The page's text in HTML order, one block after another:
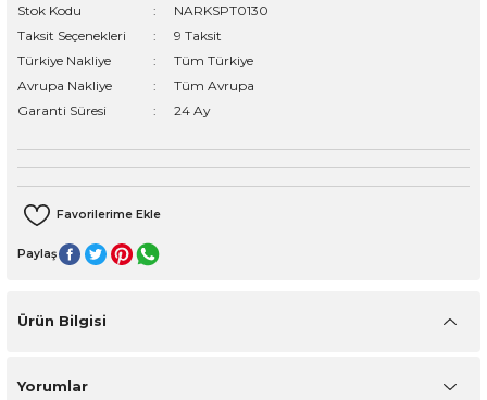
Stok Kodu
NARKSPT0130
Taksit Seçenekleri
9 Taksit
Türkiye Nakliye
Tüm Türkiye
Avrupa Nakliye
Tüm Avrupa
Garanti Süresi
24 Ay
Paylaş
Ürün Bilgisi
Yorumlar